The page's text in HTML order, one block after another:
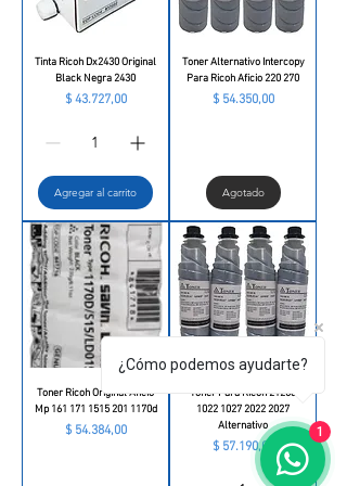
Tinta Ricoh Dx2430 Original
Black Negra 2430
Precio
$ 43.727,00
Agregar al carrito
Toner Alternativo Intercopy
Para Ricoh Aficio 220 270
Precio
$ 54.350,00
Agotado
Toner Ricoh Original Aficio
Mp 161 171 1515 201 1170d
Precio
$ 54.384,00
Toner Para Ricoh 2120d
1022 1027 2022 2027
Alternativo
Precio
$ 57.190,00
¿Cómo podemos ayudarte?
1